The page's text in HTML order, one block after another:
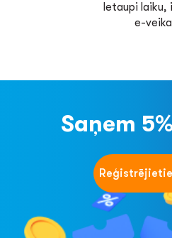
Ietaupi laiku,
e-
Saņem